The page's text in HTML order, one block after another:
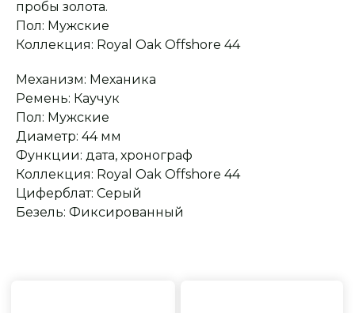
пробы золота.
Пол: Мужские
Коллекция: Royal Oak Offshore 44
Механизм: Механика
Ремень: Каучук
Пол: Мужские
Диаметр: 44 мм
Функции: дата, хронограф
Коллекция: Royal Oak Offshore 44
Циферблат: Серый
Безель: Фиксированный
гарантийные
обязательства